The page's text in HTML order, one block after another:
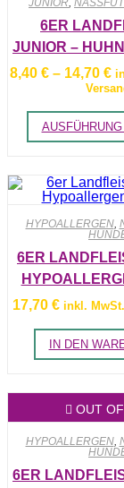
JUNIOR,
6ER
JUNIOR –
MIT
8,40 € – 14,70 €
HYPOALLERGEN,
6ER
17,70 € inkl.
IN DEN
OUT
HYPOALLERGEN,
6ER